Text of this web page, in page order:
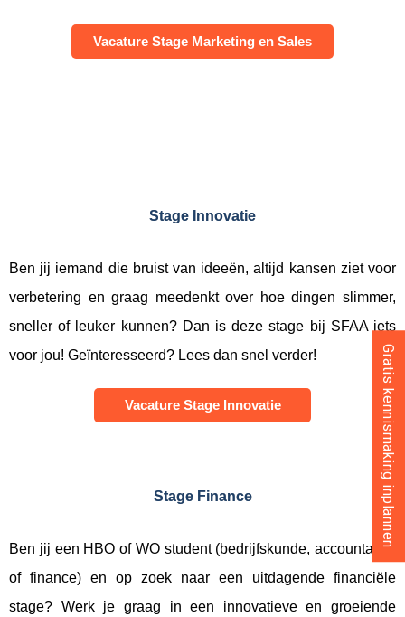
Vacature Stage Marketing en Sales
Stage Innovatie
Ben jij iemand die bruist van ideeën, altijd kansen ziet voor
verbetering en graag meedenkt over hoe dingen slimmer,
sneller of leuker kunnen? Dan is deze stage bij SFAA iets
voor jou! Geïnteresseerd? Lees dan snel verder!
Vacature Stage Innovatie
Stage Finance
Ben jij een HBO of WO student (bedrijfskunde, accountancy
of finance) en op zoek naar een uitdagende financiële
stage? Werk je graag in een innovatieve en groeiende
Gratis kennismaking inplannen